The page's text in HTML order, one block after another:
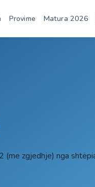
Provime Matura 2026
zgjedhje) nga